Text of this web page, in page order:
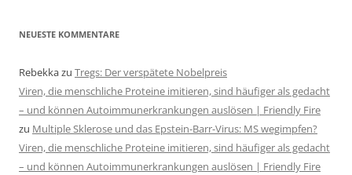
NEUESTE KOMMENTARE
Rebekkazu Tregs: Der verspätete Nobelpreis
Viren, die menschliche Proteine imitieren, sind häufiger als gedacht
– und können Autoimmunerkrankungen auslösen | Friendly Fire
zu Multiple Sklerose und das Epstein-Barr-Virus: MS wegimpfen?
Viren, die menschliche Proteine imitieren, sind häufiger als gedacht
– und können Autoimmunerkrankungen auslösen | Friendly Fire